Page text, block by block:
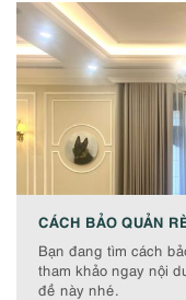
CÁCH BẢO QUẢN
Bạn đang tìm cách
tham khảo ngay nội
đề này nhé.